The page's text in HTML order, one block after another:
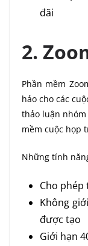
đãi
2.
Phần mềm
hảo cho các
thảo luận nhóm
mềm cuộc họp
Những tính
Cho phép
Không
được tạo
Giới hạn